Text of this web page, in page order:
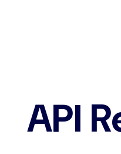
API